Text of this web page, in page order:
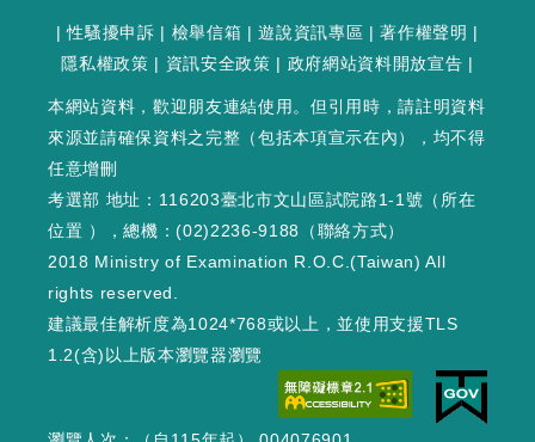
|性騷擾申訴 | 檢舉信箱 |遊說資訊專區 |著作權聲明 |
隱私權政策 | 資訊安全政策 | 政府網站資料開放宣告 |
本網站資料，歡迎朋友連結使用。但引用時，請註明資料
來源並請確保資料之完整（包括本項宣示在內），均不得
任意增刪
考選部 地址：116203臺北市文山區試院路1-1號（ 所在
位置 ），總機：(02)2236-9188（聯絡方式）
2018 Ministry of Examination R.O.C.(Taiwan) All
rights reserved.
建議最佳解析度為1024*768或以上，並使用支援TLS
1.2(含)以上版本瀏覽器瀏覽